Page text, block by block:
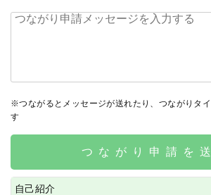
※つながるとメッセージが送れたり、つながりタ
す
つながり申請を
自己紹介